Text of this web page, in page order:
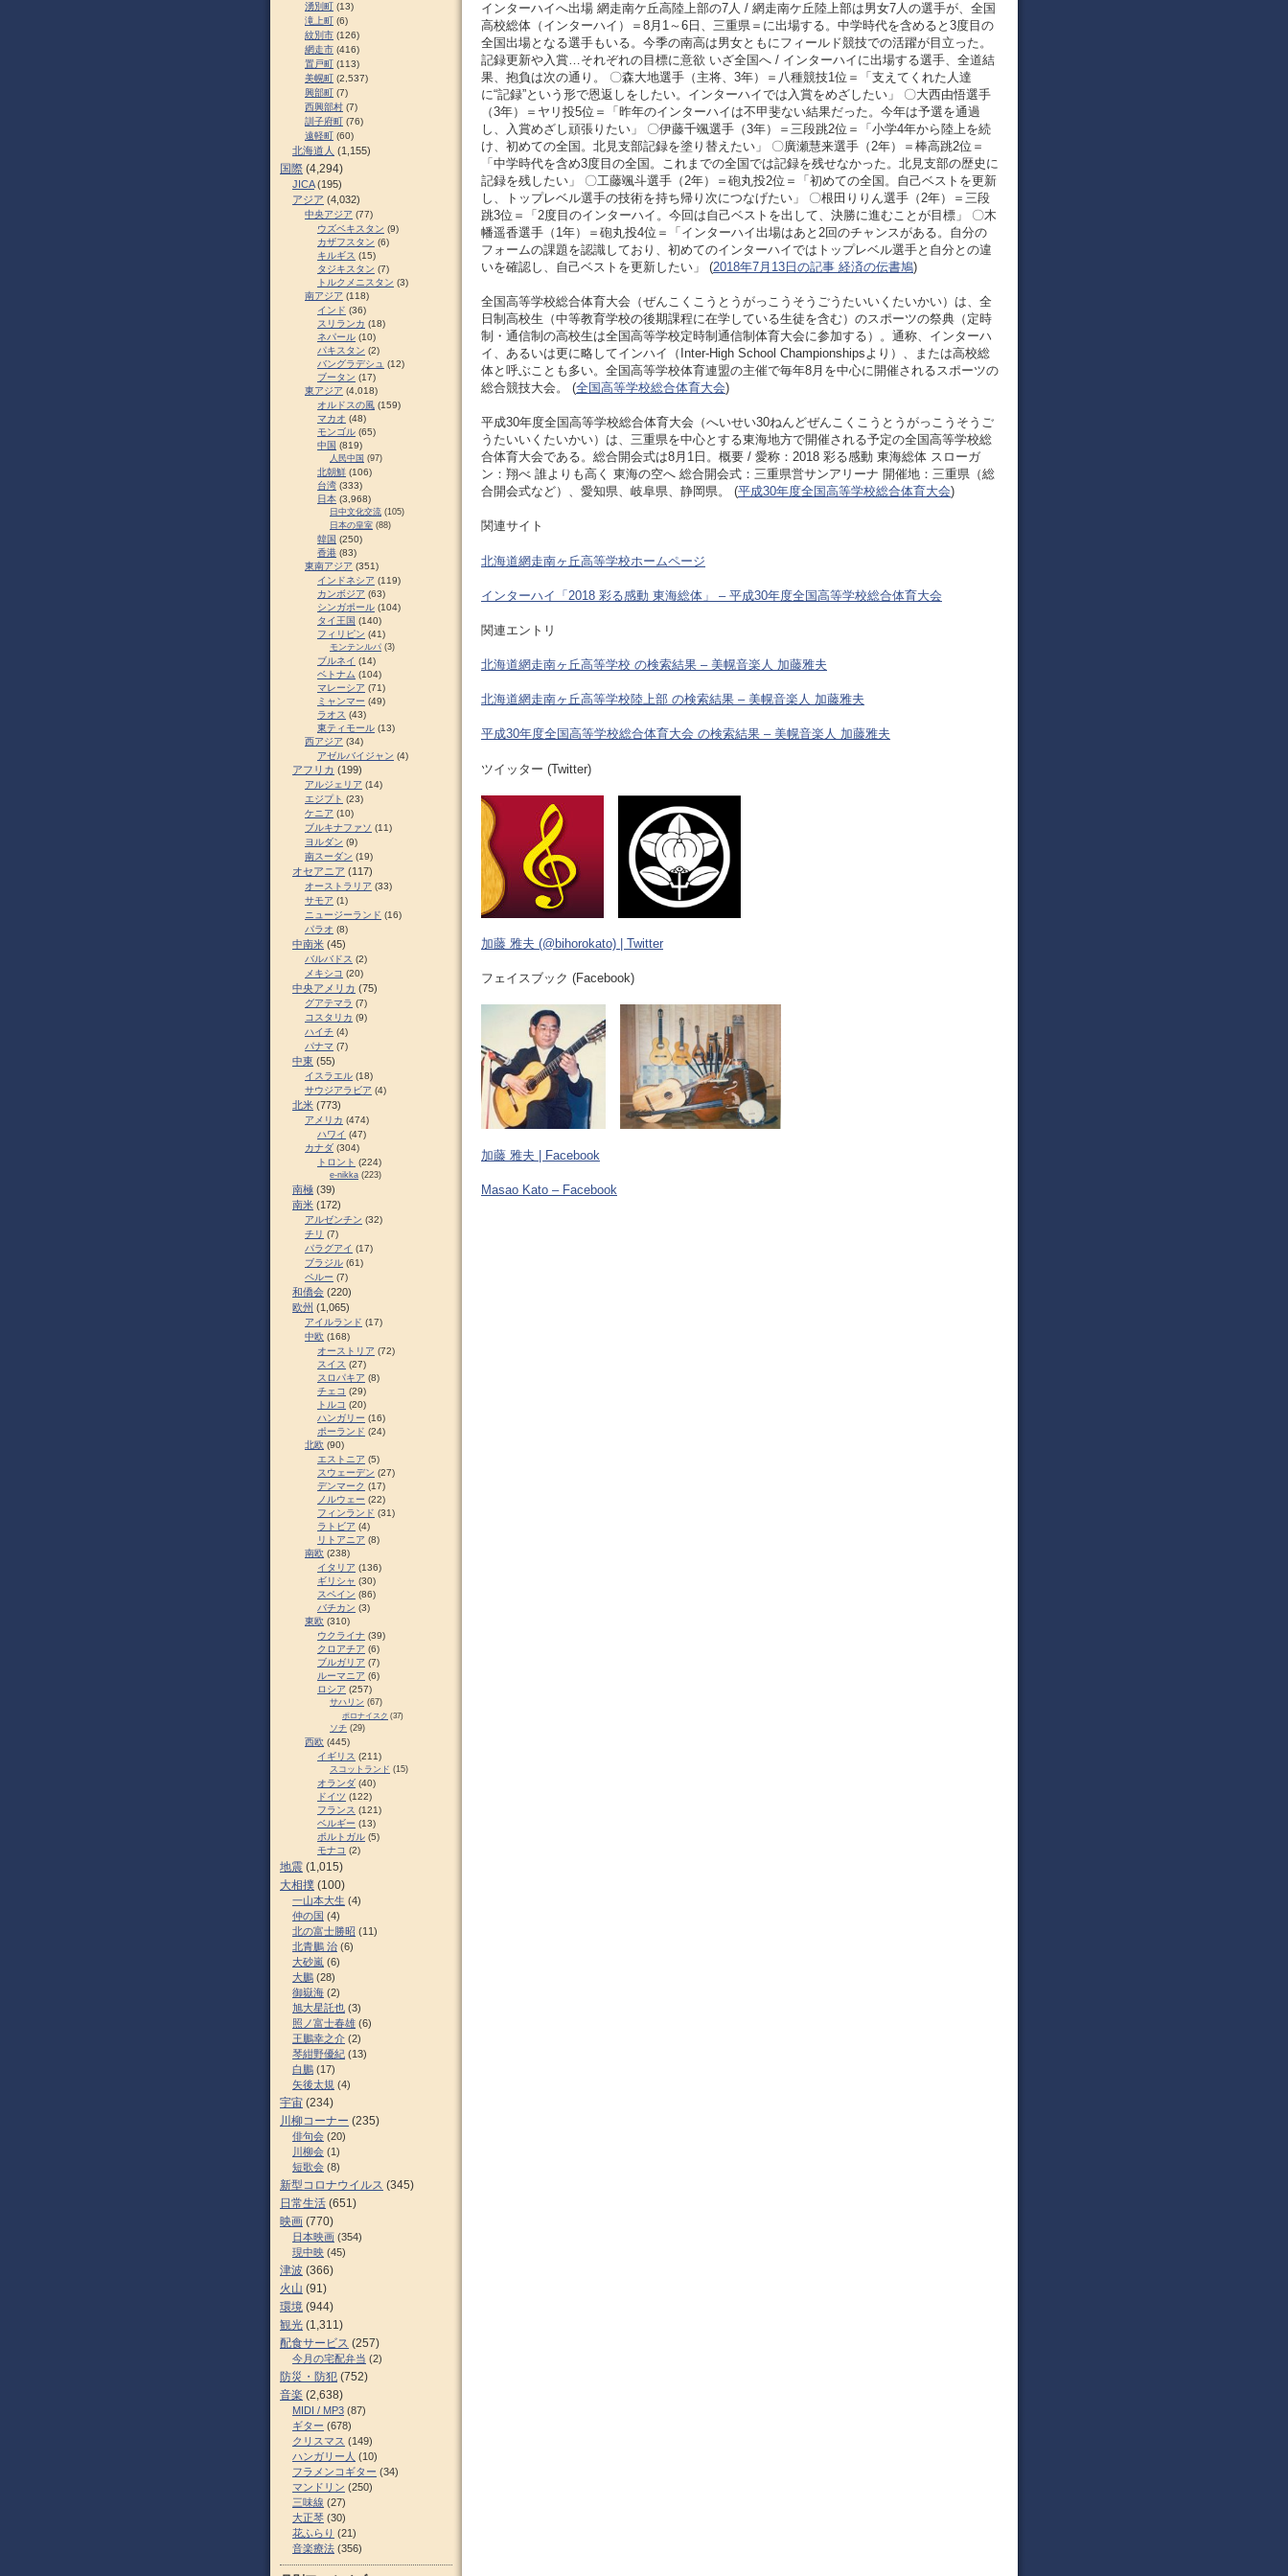
インターハイへ出場 網走南ケ丘高陸上部の7人 / 網走南ケ丘陸上部は男女7人の選手が、全国
高校総体（インターハイ）＝8月1～6日、三重県＝に出場する。中学時代を含めると3度目の
全国出場となる選手もいる。今季の南高は男女ともにフィールド競技での活躍が目立った。
記録更新や入賞…それぞれの目標に意欲 いざ全国へ / インターハイに出場する選手、全道結
果、抱負は次の通り。 〇森大地選手（主将、3年）＝八種競技1位＝「支えてくれた人達
に“記録”という形で恩返しをしたい。インターハイでは入賞をめざしたい」 〇大西由悟選手
（3年）＝ヤリ投5位＝「昨年のインターハイは不甲斐ない結果だった。今年は予選を通過
し、入賞めざし頑張りたい」 〇伊藤千颯選手（3年）＝三段跳2位＝「小学4年から陸上を続
け、初めての全国。北見支部記録を塗り替えたい」 〇廣瀬慧来選手（2年）＝棒高跳2位＝
「中学時代を含め3度目の全国。これまでの全国では記録を残せなかった。北見支部の歴史に
記録を残したい」 〇工藤颯斗選手（2年）＝砲丸投2位＝「初めての全国。自己ベストを更新
し、トップレベル選手の技術を持ち帰り次につなげたい」 〇根田りりん選手（2年）＝三段
跳3位＝「2度目のインターハイ。今回は自己ベストを出して、決勝に進むことが目標」 〇木
幡遥香選手（1年）＝砲丸投4位＝「インターハイ出場はあと2回のチャンスがある。自分の
フォームの課題を認識しており、初めてのインターハイではトップレベル選手と自分との違
いを確認し、自己ベストを更新したい」 (2018年7月13日の記事 経済の伝書鳩)
全国高等学校総合体育大会（ぜんこくこうとうがっこうそうごうたいいくたいかい）は、全
日制高校生（中等教育学校の後期課程に在学している生徒を含む）のスポーツの祭典（定時
制・通信制の高校生は全国高等学校定時制通信制体育大会に参加する）。通称、インターハ
イ、あるいは更に略してインハイ（Inter-High School Championshipsより）、または高校総
体と呼ぶことも多い。全国高等学校体育連盟の主催で毎年8月を中心に開催されるスポーツの
総合競技大会。 (全国高等学校総合体育大会)
平成30年度全国高等学校総合体育大会（へいせい30ねんどぜんこくこうとうがっこうそうご
うたいいくたいかい）は、三重県を中心とする東海地方で開催される予定の全国高等学校総
合体育大会である。総合開会式は8月1日。概要 / 愛称：2018 彩る感動 東海総体 スローガ
ン：翔べ 誰よりも高く 東海の空へ 総合開会式：三重県営サンアリーナ 開催地：三重県（総
合開会式など）、愛知県、岐阜県、静岡県。 (平成30年度全国高等学校総合体育大会)
関連サイト
北海道網走南ヶ丘高等学校ホームページ
インターハイ「2018 彩る感動 東海総体」 – 平成30年度全国高等学校総合体育大会
関連エントリ
北海道網走南ヶ丘高等学校 の検索結果 – 美幌音楽人 加藤雅夫
北海道網走南ヶ丘高等学校陸上部 の検索結果 – 美幌音楽人 加藤雅夫
平成30年度全国高等学校総合体育大会 の検索結果 – 美幌音楽人 加藤雅夫
ツイッター (Twitter)
加藤 雅夫 (@bihorokato) | Twitter
フェイスブック (Facebook)
加藤 雅夫 | Facebook
Masao Kato – Facebook
湧別町 (13)
滝上町 (6)
紋別市 (126)
網走市 (416)
置戸町 (113)
美幌町 (2,537)
興部町 (7)
西興部村 (7)
訓子府町 (76)
遠軽町 (60)
北海道人 (1,155)
国際 (4,294)
JICA(195)
アジア (4,032)
中央アジア (77)
ウズベキスタン (9)
カザフスタン (6)
キルギス (15)
タジキスタン (7)
トルクメニスタン (3)
南アジア (118)
インド (36)
スリランカ (18)
ネパール (10)
パキスタン (2)
バングラデシュ (12)
ブータン (17)
東アジア (4,018)
オルドスの風 (159)
マカオ (48)
モンゴル (65)
中国 (819)
人民中国 (97)
北朝鮮 (106)
台湾 (333)
日本 (3,968)
日中文化交流 (105)
日本の皇室 (88)
韓国 (250)
香港 (83)
東南アジア (351)
インドネシア (119)
カンボジア (63)
シンガポール (104)
タイ王国 (140)
フィリピン (41)
モンテンルパ (3)
ブルネイ (14)
ベトナム (104)
マレーシア (71)
ミャンマー (49)
ラオス (43)
東ティモール (13)
西アジア (34)
アゼルバイジャン (4)
アフリカ (199)
アルジェリア (14)
エジプト (23)
ケニア (10)
ブルキナファソ (11)
ヨルダン (9)
南スーダン (19)
オセアニア (117)
オーストラリア (33)
サモア (1)
ニュージーランド (16)
パラオ (8)
中南米 (45)
バルバドス (2)
メキシコ (20)
中央アメリカ (75)
グアテマラ (7)
コスタリカ (9)
ハイチ (4)
パナマ (7)
中東 (55)
イスラエル (18)
サウジアラビア (4)
北米 (773)
アメリカ (474)
ハワイ (47)
カナダ (304)
トロント (224)
e-nikka (223)
南極 (39)
南米 (172)
アルゼンチン (32)
チリ (7)
パラグアイ (17)
ブラジル (61)
ペルー (7)
和僑会 (220)
欧州 (1,065)
アイルランド (17)
中欧 (168)
オーストリア (72)
スイス (27)
スロパキア (8)
チェコ (29)
トルコ (20)
ハンガリー (16)
ポーランド (24)
北欧 (90)
エストニア (5)
スウェーデン (27)
デンマーク (17)
ノルウェー (22)
フィンランド (31)
ラトビア (4)
リトアニア (8)
南欧 (238)
イタリア (136)
ギリシャ (30)
スペイン (86)
バチカン (3)
東欧 (310)
ウクライナ (39)
クロアチア (6)
ブルガリア (7)
ルーマニア (6)
ロシア (257)
サハリン (67)
ポロナイスク (37)
ソチ (29)
西欧 (445)
イギリス (211)
スコットランド (15)
オランダ (40)
ドイツ (122)
フランス (121)
ベルギー (13)
ポルトガル (5)
モナコ (2)
地震 (1,015)
大相撲 (100)
一山本大生 (4)
仲の国 (4)
北の富士勝昭 (11)
北青鵬 治 (6)
大砂嵐 (6)
大鵬 (28)
御嶽海 (2)
旭大星託也 (3)
照ノ富士春雄 (6)
王鵬幸之介 (2)
琴紺野優紀 (13)
白鵬 (17)
矢後太規 (4)
宇宙 (234)
川柳コーナー (235)
俳句会 (20)
川柳会 (1)
短歌会 (8)
新型コロナウイルス (345)
日常生活 (651)
映画 (770)
日本映画 (354)
現中映 (45)
津波 (366)
火山 (91)
環境 (944)
観光 (1,311)
配食サービス (257)
今月の宅配弁当 (2)
防災・防犯 (752)
音楽 (2,638)
MIDI / MP3 (87)
ギター (678)
クリスマス (149)
ハンガリー人 (10)
フラメンコギター (34)
マンドリン (250)
三味線 (27)
大正琴 (30)
花ふらり (21)
音楽療法 (356)